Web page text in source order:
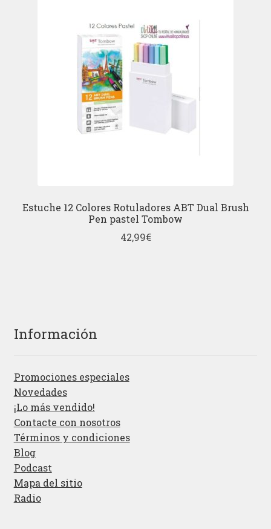
Estuche 12 Colores Rotuladores ABT Dual Brush
Pen pastel Tombow
42,99€
Información
Promociones especiales
Novedades
¡Lo más vendido!
Contacte con nosotros
Términos y condiciones
Blog
Podcast
Mapa del sitio
Radio